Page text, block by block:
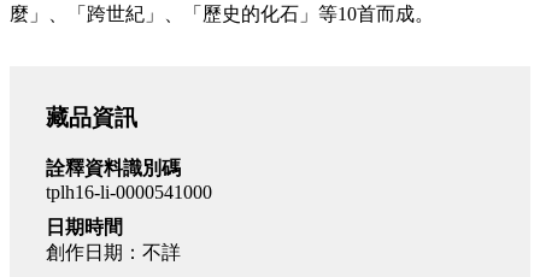
麼」、「跨世紀」、「歷史的化石」等10首而成。
藏品資訊
詮釋資料識別碼
tplh16-li-0000541000
日期時間
創作日期：不詳